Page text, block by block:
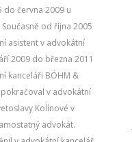
června 2009 u
od října 2005
asistent v advokátní
2009 do března 2011
kanceláři BÖHM &
pokračoval v advokátní
Kolínové v
advokát.
klienty v
několika významných
je schopnost
s praktickým
právní poradenství,
Poskytuje právní
a anglickém